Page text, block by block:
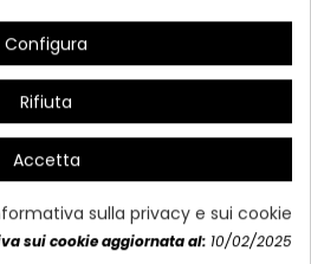
Configura
Rifiuta
Accetta
sulla privacy e sui cookie
sui cookie aggiornata al: 10/02/2025